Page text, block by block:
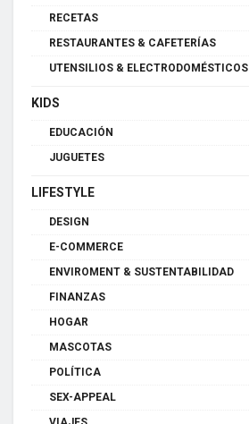
RECETAS
RESTAURANTES & CAFETERÍAS
UTENSILIOS & ELECTRODOMÉSTICOS
KIDS
EDUCACIÓN
JUGUETES
LIFESTYLE
DESIGN
E-COMMERCE
ENVIROMENT & SUSTENTABILIDAD
FINANZAS
HOGAR
MASCOTAS
POLÍTICA
SEX-APPEAL